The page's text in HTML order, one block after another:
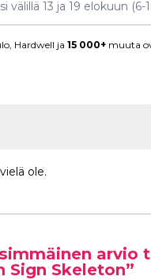
välillä 13 ja 19 elokuun (6-
Hardwell ja 15 000+ muuta
ole.
arvio
Sign Skeleton”